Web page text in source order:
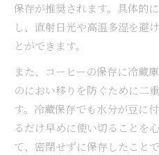
保存が推奨されます。具体的
し、直射日光や高温多湿を避
とができます。
また、コーヒーの保存に冷蔵
のにおい移りを防ぐために二
す。冷蔵保存でも水分が豆に
るだけ早めに使い切ることを
て、密閉せずに保存したこと